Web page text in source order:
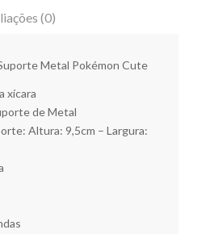
(0)
Metal Pokémon Cute
xícara
de Metal
Altura: 9,5cm – Largura: